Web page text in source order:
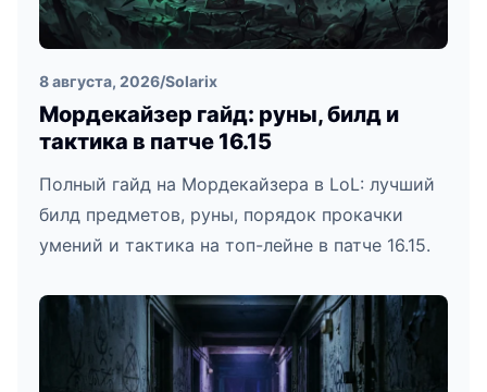
8 августа, 2026/Solarix
Мордекайзер гайд: руны, билд и
тактика в патче 16.15
Полный гайд на Мордекайзера в LoL: лучший
билд предметов, руны, порядок прокачки
умений и тактика на топ-лейне в патче 16.15.